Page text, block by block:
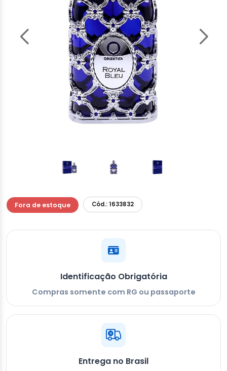
Fora de estoque Cód.: 1633832
Identificação Obrigatória
Compras somente com RG ou passaporte
Entrega no Brasil